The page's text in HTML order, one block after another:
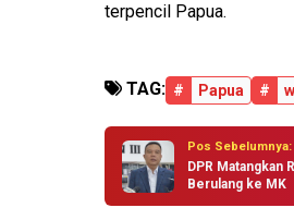
terpencil Papua.
TAG: # Papua #
Pos Sebelumnya:
DPR Matangkan
Berulang ke MK